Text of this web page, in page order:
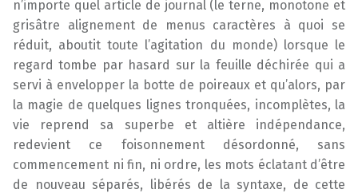
n’importe quel article de journal (le terne, monotone et
grisâtre alignement de menus caractères à quoi se
réduit, aboutit toute l’agitation du monde) lorsque le
regard tombe par hasard sur la feuille déchirée qui a
servi à envelopper la botte de poireaux et qu’alors, par
la magie de quelques lignes tronquées, incomplètes, la
vie reprend sa superbe et altière indépendance,
redevient ce foisonnement désordonné, sans
commencement ni fin, ni ordre, les mots éclatant d’être
de nouveau séparés, libérés de la syntaxe, de cette